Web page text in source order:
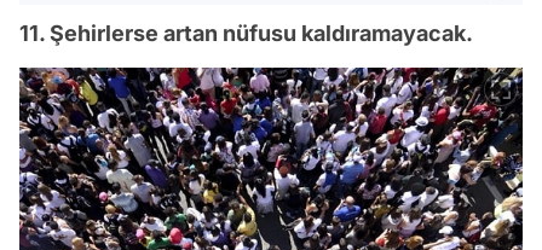
11. Şehirlerse artan nüfusu kaldıramayacak.